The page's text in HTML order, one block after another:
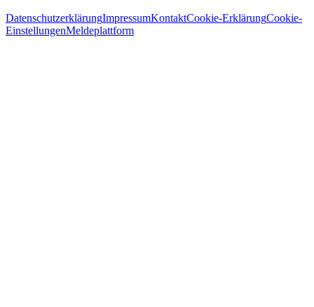
DatenschutzerklärungImpressumKontaktCookie-ErklärungCookie-
EinstellungenMeldeplattform